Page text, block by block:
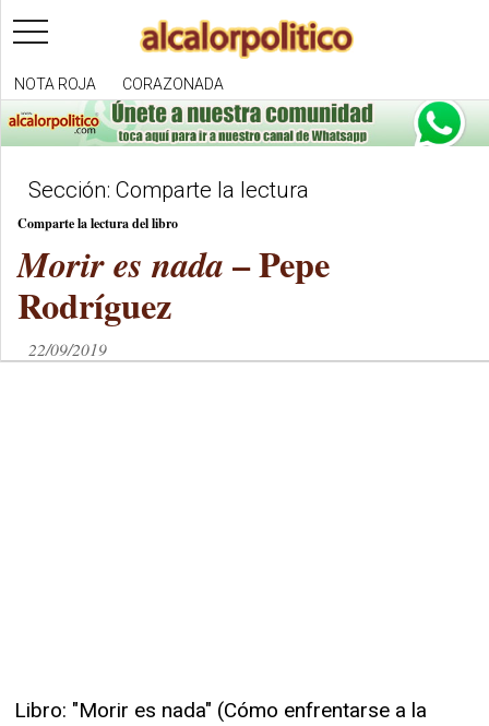
toggle
navigation
NOTA ROJA CORAZONADA
Sección: Comparte la lectura
Comparte la lectura del libro
Morir es nada – Pepe
Rodríguez
22/09/2019
Libro: "Morir es nada" (Cómo enfrentarse a la